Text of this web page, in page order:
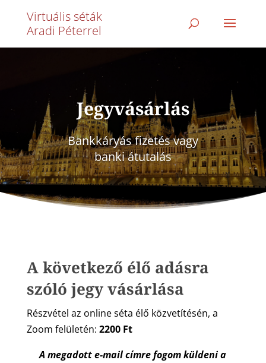
Virtuális séták
Aradi Péterrel
Jegyvásárlás
Bankkáryás fizetés vagy
banki átutalás
A következő élő adásra
szóló jegy vásárlása
Részvétel az online séta élő közvetítésén, a
Zoom felületén: 2200 Ft
A megadott e-mail címre fogom küldeni a